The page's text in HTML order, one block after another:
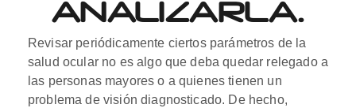
ANALIZARLA.
Revisar periódicamente ciertos parámetros de la
salud ocular no es algo que deba quedar relegado a
las personas mayores o a quienes tienen un
problema de visión diagnosticado. De hecho,